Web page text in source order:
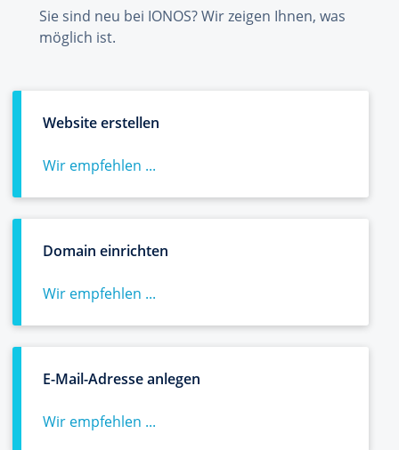
Sie sind neu bei IONOS? Wir zeigen Ihnen, was
möglich ist.
Website erstellen
Wir empfehlen ...
Domain einrichten
Wir empfehlen ...
E-Mail-Adresse anlegen
Wir empfehlen ...